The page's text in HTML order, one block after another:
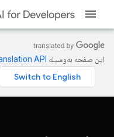
این صفحه به‌وسیله